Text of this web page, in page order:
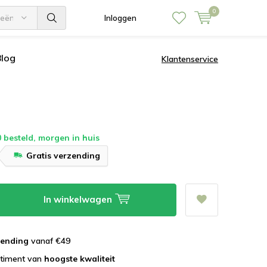
Inloggen
0
Klantenservice
besteld, morgen in huis
Gratis verzending
In winkelwagen
vanaf €49
van hoogste kwaliteit